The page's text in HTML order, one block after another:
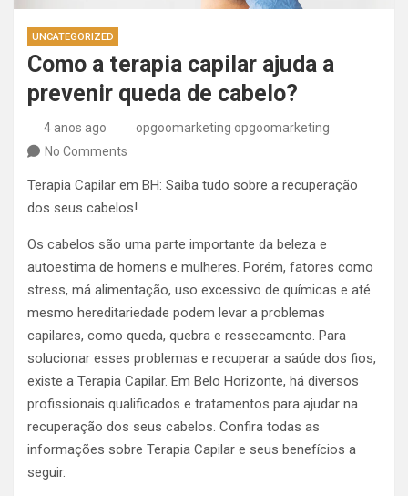
UNCATEGORIZED
Como a terapia capilar ajuda a
prevenir queda de cabelo?
4 anos ago
opgoomarketing opgoomarketing
No Comments
Terapia Capilar em BH: Saiba tudo sobre a recuperação
dos seus cabelos!
Os cabelos são uma parte importante da beleza e
autoestima de homens e mulheres. Porém, fatores como
stress, má alimentação, uso excessivo de químicas e até
mesmo hereditariedade podem levar a problemas
capilares, como queda, quebra e ressecamento. Para
solucionar esses problemas e recuperar a saúde dos fios,
existe a Terapia Capilar. Em Belo Horizonte, há diversos
profissionais qualificados e tratamentos para ajudar na
recuperação dos seus cabelos. Confira todas as
informações sobre Terapia Capilar e seus benefícios a
seguir.